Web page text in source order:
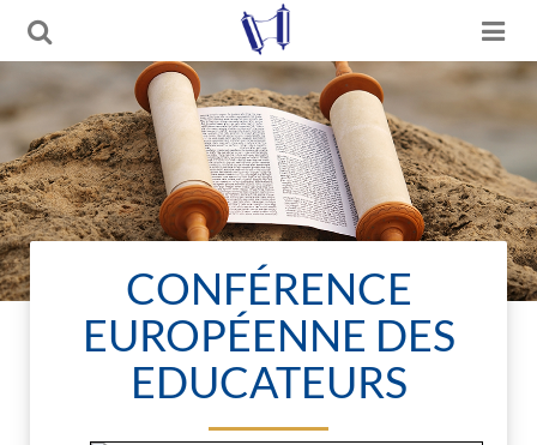
CONFÉRENCE
EUROPÉENNE DES
EDUCATEURS